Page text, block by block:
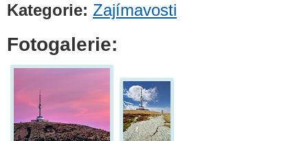
Kategorie: Zajímavosti
Fotogalerie: